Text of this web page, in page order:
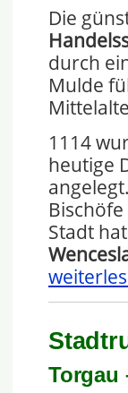
Die
durch
Mulde
1114
heutige
Stadt
Torgau